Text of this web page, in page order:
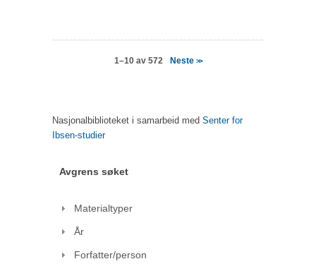
1–10 av 572 Neste >>
Nasjonalbiblioteket i samarbeid med Senter for
Ibsen-studier
Avgrens søket
Materialtyper
År
Forfatter/person